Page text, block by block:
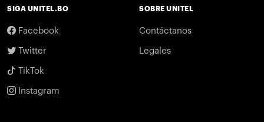
SIGA UNITEL.BO
Facebook
Twitter
TikTok
Instagram
SOBRE UNITEL
Contáctanos
Legales